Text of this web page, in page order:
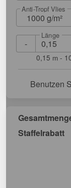
Anti-Tropf Vlies
1000 g/m²
-
Länge
0,15 m -
Benutzen
Staffelrabatt